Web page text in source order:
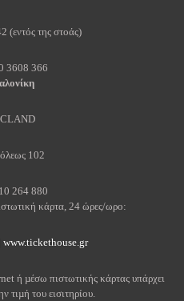
(εντός της στοάς)
3608 366
102
264 880
κάρτα, 24 ώρες/ωρο:
www.tickethouse.gr
ή µέσω πιστωτικής κάρτας υπάρχει
τιµή του εισιτηρίου.